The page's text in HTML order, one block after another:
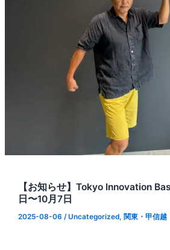
【お知らせ】Tokyo Innovation
日〜10月7日
2025-08-06 /Uncategorized, 関東・甲信越